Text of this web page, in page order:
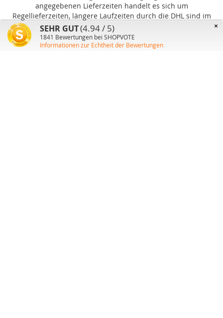
angegebenen Lieferzeiten handelt es sich um
Regellieferzeiten, längere Laufzeiten durch die DHL sind im
Einzelfall möglich und können von uns nicht beeinflusst
werden.
×
SEHR GUT(4.94 / 5)
1841 Bewertungen bei SHOPVOTE
Informationen zur Echtheit der Bewertungen